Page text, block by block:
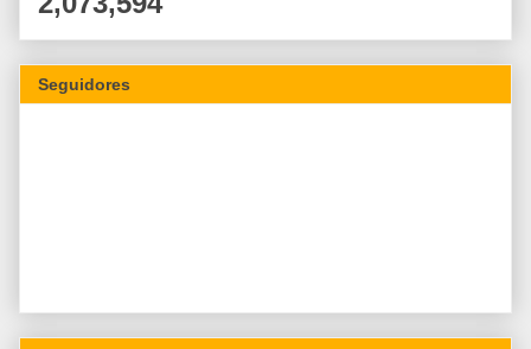
Seguidores